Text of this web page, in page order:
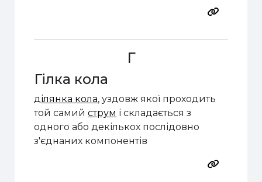
Г
Гілка кола
ділянка кола, уздовж якої проходить
той самийструм іскладається з
одного або декількох послідовно
з'єднаних компонентів